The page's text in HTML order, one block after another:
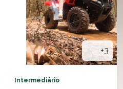
+3
Intermediário